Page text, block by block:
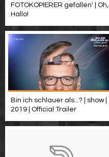
FOTOKOPIERER gefallen' | Oh,
Hallo!
Bin ich schlauer als...? | show |
2019 | Official Trailer